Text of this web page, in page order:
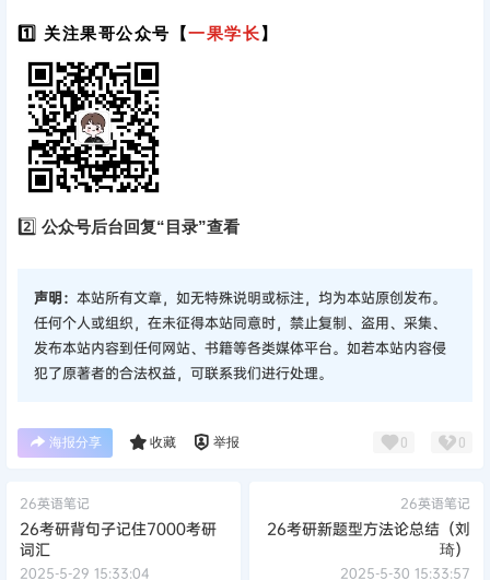
1️⃣ 关注果哥公众号【一果学长】
2️⃣ 公众号后台回复“目录”查看
声明： 本站所有文章，如无特殊说明或标注，均为本站原创发布。
任何个人或组织，在未征得本站同意时，禁止复制、盗用、采集、
发布本站内容到任何网站、书籍等各类媒体平台。如若本站内容侵
犯了原著者的合法权益，可联系我们进行处理。
海报分享 收藏 举报 0 0
26英语笔记
26考研背句子记住7000考研
词汇
2025-5-29 15:33:04
26英语笔记
26考研新题型方法论总结（刘
琦）
2025-5-30 15:33:57